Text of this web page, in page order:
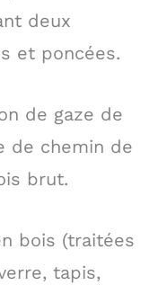
deux
et poncées.
de gaze de
de chemin de
brut.
bois (traitées
tapis,